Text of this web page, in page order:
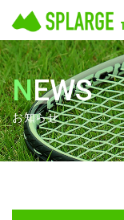
NEWS
お知らせ